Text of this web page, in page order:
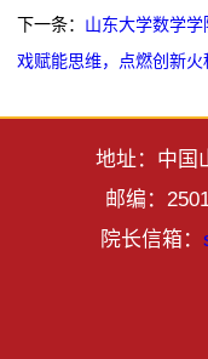
下一条： 山东大学数学
戏赋能思维，点燃创新火
地址：中国
邮编：
院长信箱：